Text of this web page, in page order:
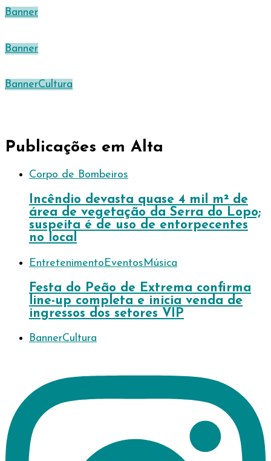
Banner
Banner
BannerCultura
Publicações em Alta
Corpo de Bombeiros
Incêndio devasta quase 4 mil m² de
área de vegetação da Serra do Lopo;
suspeita é de uso de entorpecentes
no local
Entretenimento Eventos Música
Festa do Peão de Extrema confirma
line-up completa e inicia venda de
ingressos dos setores VIP
BannerCultura